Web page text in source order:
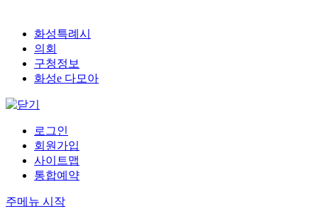
화성특례시
의회
구청정보
화성e 다모아
로그인
회원가입
사이트맵
통합예약
주메뉴 시작